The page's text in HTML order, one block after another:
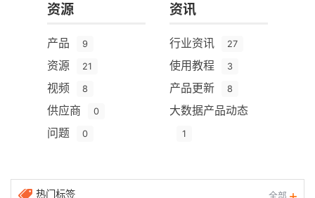
资源
产品 9
资源 21
视频 8
供应商 0
问题 0
资讯
行业资讯 27
使用教程 3
产品更新 8
大数据产品动态
1
热门标签 全部